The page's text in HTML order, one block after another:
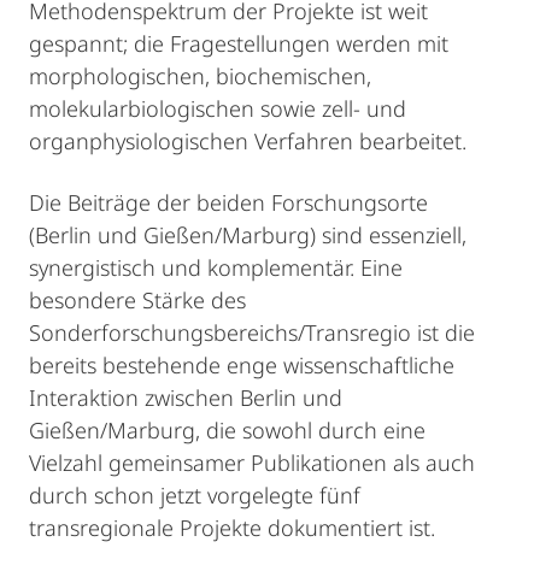
Methodenspektrum der Projekte ist weit
gespannt; die Fragestellungen werden mit
morphologischen, biochemischen,
molekularbiologischen sowie zell- und
organphysiologischen Verfahren bearbeitet.
Die Beiträge der beiden Forschungsorte
(Berlin und Gießen/Marburg) sind essenziell,
synergistisch und komplementär. Eine
besondere Stärke des
Sonderforschungsbereichs/Transregio ist die
bereits bestehende enge wissenschaftliche
Interaktion zwischen Berlin und
Gießen/Marburg, die sowohl durch eine
Vielzahl gemeinsamer Publikationen als auch
durch schon jetzt vorgelegte fünf
transregionale Projekte dokumentiert ist.